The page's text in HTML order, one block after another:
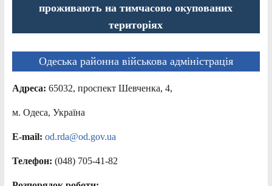
проживають на тимчасово окупованих
територіях
Одеська районна військова адміністрація
Адреса: 65032, проспект Шевченка, 4,
м. Одеса, Україна
E-mail: od.rda@od.gov.ua
Телефон: (048) 705-41-82